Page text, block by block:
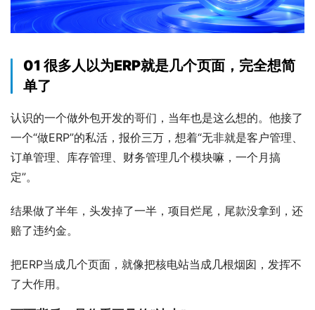
01 很多人以为ERP就是几个页面，完全想简
单了
认识的一个做外包开发的哥们，当年也是这么想的。他接了
一个“做ERP”的私活，报价三万，想着“无非就是客户管理、
订单管理、库存管理、财务管理几个模块嘛，一个月搞
定”。
结果做了半年，头发掉了一半，项目烂尾，尾款没拿到，还
赔了违约金。
把ERP当成几个页面，就像把核电站当成几根烟囱，发挥不
了大作用。